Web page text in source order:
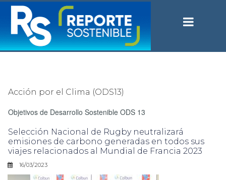
Acción por el Clima (ODS13)
Objetivos de Desarrollo Sostenible ODS 13
Selección Nacional de Rugby neutralizará
emisiones de carbono generadas en todos sus
viajes relacionados al Mundial de Francia 2023
16/03/2023